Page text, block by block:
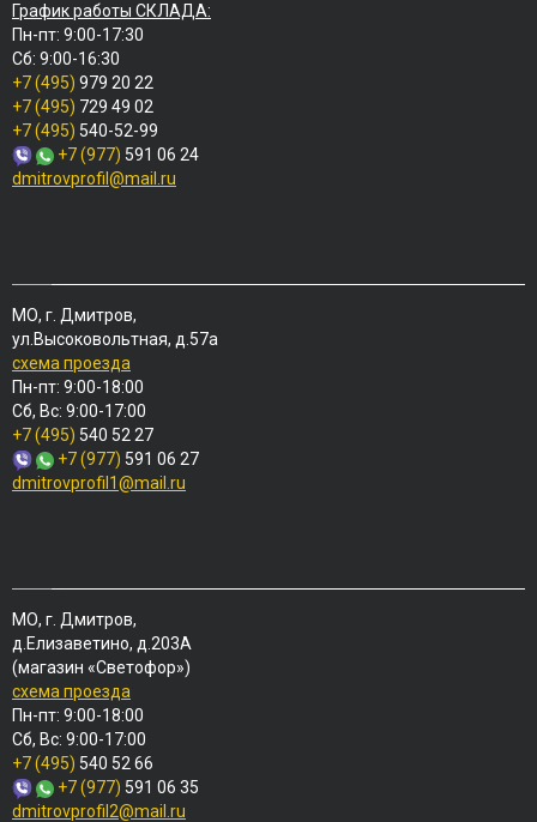
График работы СКЛАДА:
Пн-пт: 9:00-17:30
Сб: 9:00-16:30
+7 (495) 979 20 22
+7 (495) 729 49 02
+7 (495) 540-52-99
+7 (977) 591 06 24
dmitrovprofil@mail.ru
МО, г. Дмитров,
ул.Высоковольтная, д.57а
схема проезда
Пн-пт: 9:00-18:00
Сб, Вс: 9:00-17:00
+7 (495) 540 52 27
+7 (977) 591 06 27
dmitrovprofil1@mail.ru
МО, г. Дмитров,
д.Елизаветино, д.203А
(магазин «Светофор»)
схема проезда
Пн-пт: 9:00-18:00
Сб, Вс: 9:00-17:00
+7 (495) 540 52 66
+7 (977) 591 06 35
dmitrovprofil2@mail.ru